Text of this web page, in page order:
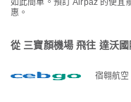
如此簡單。預訂 Airpaz 的便宜
惠。
從 三寶顏機場 飛往 達沃
宿翱航空